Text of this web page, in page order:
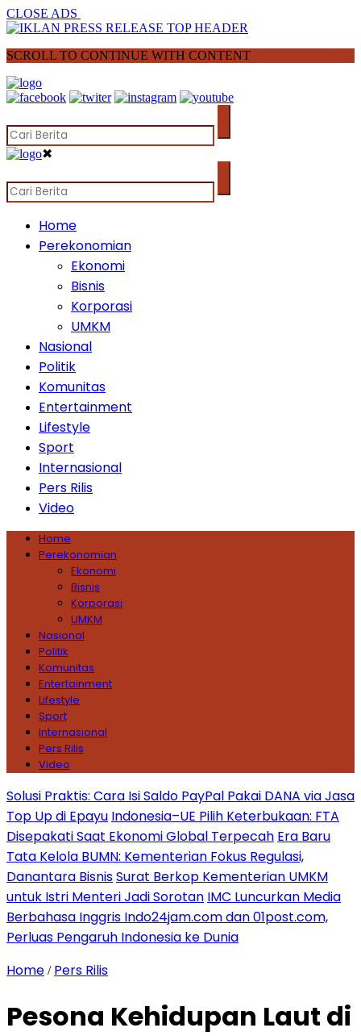
CLOSE ADS
SCROLL TO CONTINUE WITH CONTENT
✖
Home
Perekonomian
Ekonomi
Bisnis
Korporasi
UMKM
Nasional
Politik
Komunitas
Entertainment
Lifestyle
Sport
Internasional
Pers Rilis
Video
Home
Perekonomian
Ekonomi
Bisnis
Korporasi
UMKM
Nasional
Politik
Komunitas
Entertainment
Lifestyle
Sport
Internasional
Pers Rilis
Video
Solusi Praktis: Cara Isi Saldo PayPal Pakai DANA via Jasa
Top Up di Epayu Indonesia–UE Pilih Keterbukaan: FTA
Disepakati Saat Ekonomi Global Terpecah Era Baru
Tata Kelola BUMN: Kementerian Fokus Regulasi,
Danantara BisnisSurat Berkop Kementerian UMKM
untuk Istri Menteri Jadi Sorotan IMC Luncurkan Media
Berbahasa Inggris Indo24jam.com dan 01post.com,
Perluas Pengaruh Indonesia ke Dunia
Home / Pers Rilis
Pesona Kehidupan Laut di